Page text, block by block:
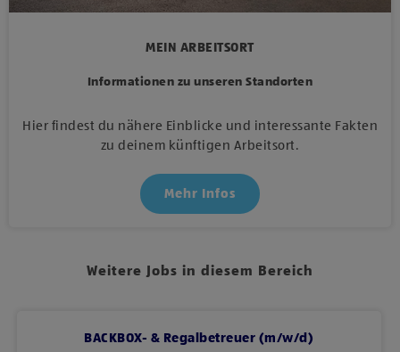
MEIN ARBEITSORT
Informationen zu unseren Standorten
Hier findest du nähere Einblicke und interessante Fakten
zu deinem künftigen Arbeitsort.
Mehr Infos
Weitere Jobs in diesem Bereich
BACKBOX- & Regalbetreuer (m/w/d)